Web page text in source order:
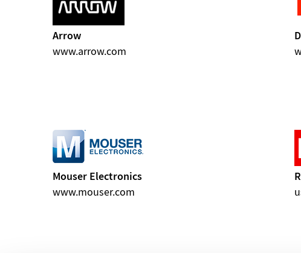
Arrow
www.arrow.com
Mouser Electronics
www.mouser.com